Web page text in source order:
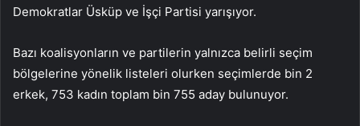
Demokratlar Üsküp ve İşçi Partisi yarışıyor.
Bazı koalisyonların ve partilerin yalnızca belirli seçim
bölgelerine yönelik listeleri olurken seçimlerde bin 2
erkek, 753 kadın toplam bin 755 aday bulunuyor.